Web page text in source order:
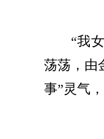
“我
荡荡，由
事”灵气